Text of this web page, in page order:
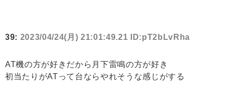
39: 2023/04/24(月) 21:01:49.21 ID:pT2bLvRha
AT機の方が好きだから月下雷鳴の方が好き
初当たりがATって台ならやれそうな感じがする